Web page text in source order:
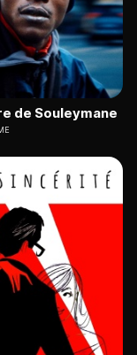
de Souleymane